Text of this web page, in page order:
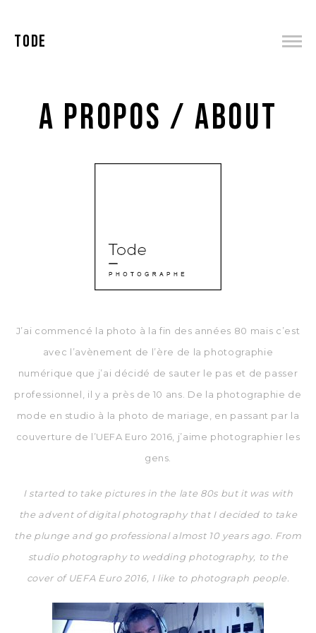
TODE
A propos / About
J’ai commencé la photo à la fin des années 80 mais c’est
avec l’avènement de l’ère de la photographie
numérique que j’ai décidé de sauter le pas et de passer
professionnel, il y a près de 10 ans. De la photographie de
mode en studio à la photo de mariage, en passant par la
couverture de l’UEFA Euro 2016, j’aime photographier les
gens.
I started to take pictures in the late 80s but it was with
the advent of digital photography that I decided to take
the plunge and go professional almost 10 years ago. From
studio photography to wedding photography, to the
cover of UEFA Euro 2016, I like to photograph people.